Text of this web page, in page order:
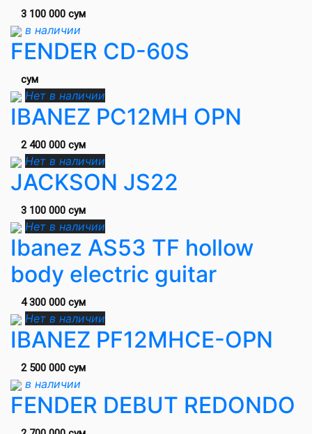
3 100 000 сум
в наличии
FENDER CD-60S
сум
Нет в наличии
IBANEZ PC12MH OPN
2 400 000 сум
Нет в наличии
JACKSON JS22
3 100 000 сум
Нет в наличии
Ibanez AS53 TF hollow
body electric guitar
4 300 000 сум
Нет в наличии
IBANEZ PF12MHCE-OPN
2 500 000 сум
в наличии
FENDER DEBUT REDONDO